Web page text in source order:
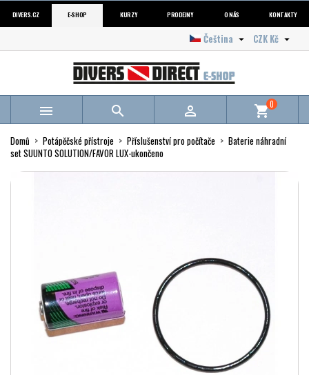
DIVERS.CZ E-SHOP KURZY PRODEJNY O NÁS KONTAKTY
CZK Kč 
Čeština 
   shopping_cart0
Domů Potápěčské přístroje Příslušenství pro počítače
Baterie náhradní
set SUUNTO SOLUTION/FAVOR LUX-ukončeno